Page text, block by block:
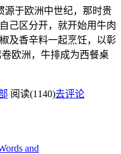
源于欧洲中世纪，那时贵
己区分开，就开始用牛肉
及香辛料一起烹饪，以彰
欧洲，牛排成为西餐桌
阅读(1140)去评论
and